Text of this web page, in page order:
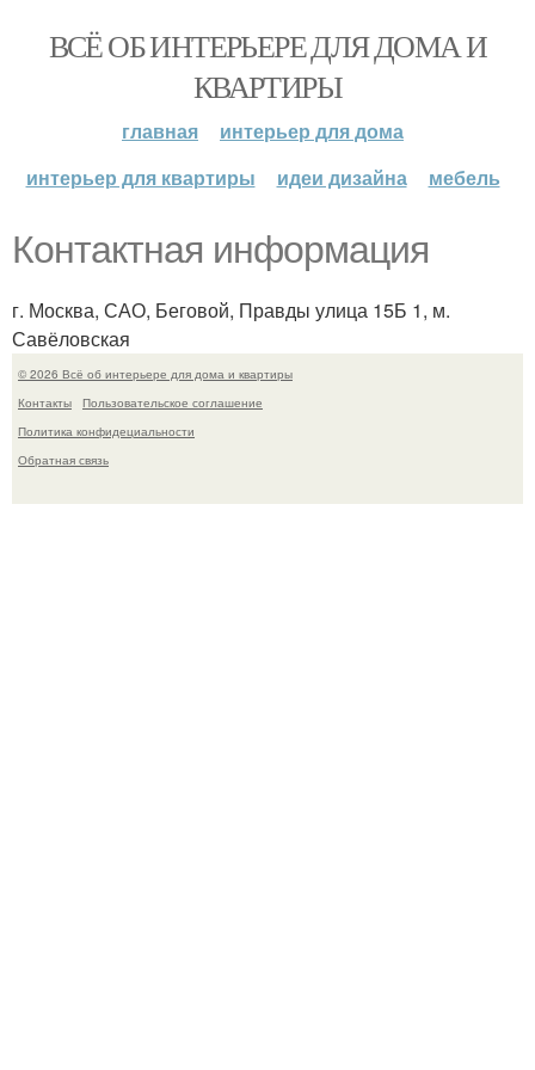
ВСЁ ОБ ИНТЕРЬЕРЕ ДЛЯ ДОМА И
КВАРТИРЫ
главная
интерьер для дома
интерьер для квартиры
идеи дизайна мебель
Контактная информация
г. Москва, САО, Беговой, Правды улица 15Б 1, м.
Савёловская
© 2026 Всё об интерьере для дома и квартиры
Контакты
Пользовательское соглашение
Политика конфидециальности
Обратная связь